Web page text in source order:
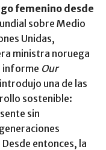
femenino desde
sobre Medio
Unidas,
ministra noruega
informe Our
una de las
sostenible:
sin
Desde entonces, la